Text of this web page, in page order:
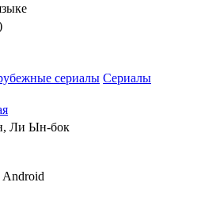
сериалы Сериалы
Ли Ын-бок
Android